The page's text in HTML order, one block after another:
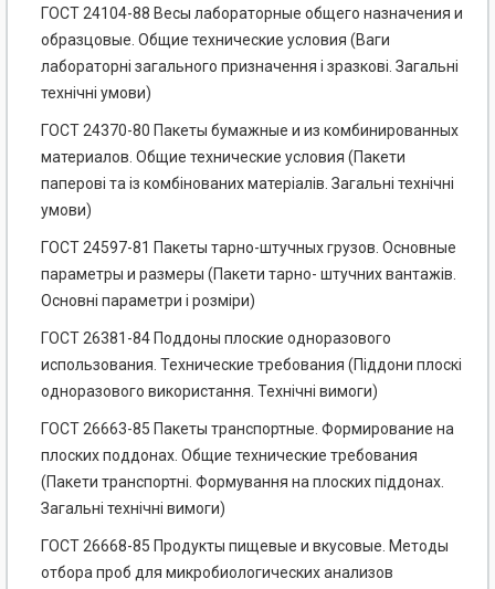
ГОСТ 24104-88 Весы лабораторные общего назначения и
образцовые. Общие технические условия (Ваги
лабораторні загального призначення і зразкові. Загальні
технічні умови)
ГОСТ 24370-80 Пакеты бумажные и из комбинированных
материалов. Общие технические условия (Пакети
паперові та із комбінованих матеріалів. Загальні технічні
умови)
ГОСТ 24597-81 Пакеты тарно-штучных грузов. Основные
параметры и размеры (Пакети тарно- штучних вантажів.
Основні параметри і розміри)
ГОСТ 26381-84 Поддоны плоские одноразового
использования. Технические требования (Піддони плоскі
одноразового використання. Технічні вимоги)
ГОСТ 26663-85 Пакеты транспортные. Формирование на
плоских поддонах. Общие технические требования
(Пакети транспортні. Формування на плоских піддонах.
Загальні технічні вимоги)
ГОСТ 26668-85 Продукты пищевые и вкусовые. Методы
отбора проб для микробиологических анализов